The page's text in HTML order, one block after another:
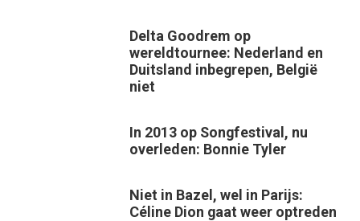
Delta Goodrem op
wereldtournee: Nederland en
Duitsland inbegrepen, België
niet
In 2013 op Songfestival, nu
overleden: Bonnie Tyler
Niet in Bazel, wel in Parijs:
Céline Dion gaat weer optreden